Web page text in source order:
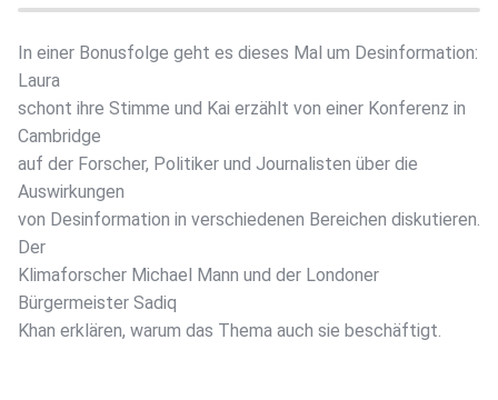
In einer Bonusfolge geht es dieses Mal um Desinformation:
Laura
schont ihre Stimme und Kai erzählt von einer Konferenz in
Cambridge
auf der Forscher, Politiker und Journalisten über die
Auswirkungen
von Desinformation in verschiedenen Bereichen diskutieren.
Der
Klimaforscher Michael Mann und der Londoner
Bürgermeister Sadiq
Khan erklären, warum das Thema auch sie beschäftigt.